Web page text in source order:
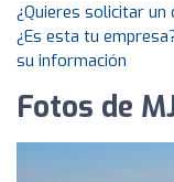
¿Quieres solicitar un
¿Es esta tu
su información
Fotos de